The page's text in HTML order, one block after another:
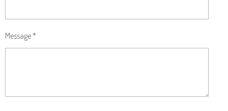
Message *